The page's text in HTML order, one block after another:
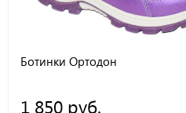
Ботинки Ортодон
1 850 руб.